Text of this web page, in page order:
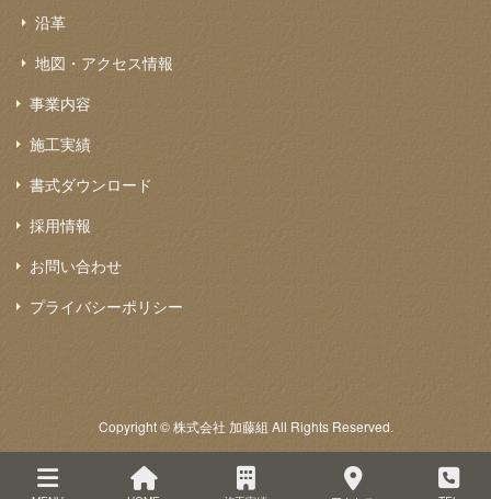
沿革
地図・アクセス情報
事業内容
施工実績
書式ダウンロード
採用情報
お問い合わせ
プライバシーポリシー
Copyright © 株式会社 加藤組 All Rights Reserved.